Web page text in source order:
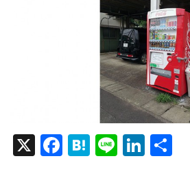
X
Fa H
Li
Li